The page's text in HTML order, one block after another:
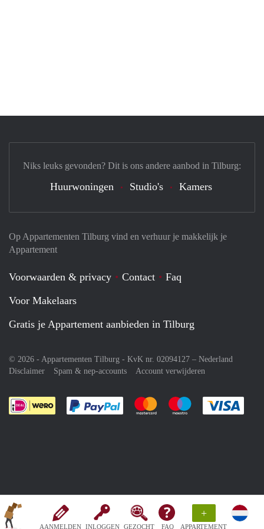
AANMELDEN INLOGGEN GEZOCHT FAQ
+
APPARTEMENT
Op Appartementen Tilburg vind en verhuur je makkelijk je
Appartement
Voorwaarden & privacy Contact
Faq
Voor Makelaars
Gratis je Appartement aanbieden in Tilburg
© 2026 - Appartementen Tilburg - KvK nr. 02094127 – Nederland
Disclaimer
Spam & nep-accounts Account verwijderen
Je rekent gemakkelijk af met Paypal
Je rekent gemakkelijk af met
Je rekent
Niks leuks gevonden? Dit is ons andere aanbod in Tilburg:
Huurwoningen Studio's Kamers